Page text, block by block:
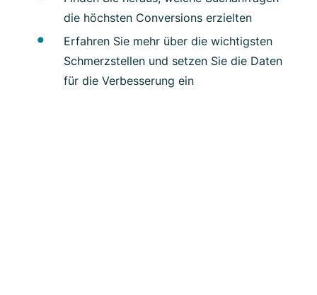
die höchsten Conversions erzielten
Erfahren Sie mehr über die wichtigsten
Schmerzstellen und setzen Sie die Daten
für die Verbesserung ein